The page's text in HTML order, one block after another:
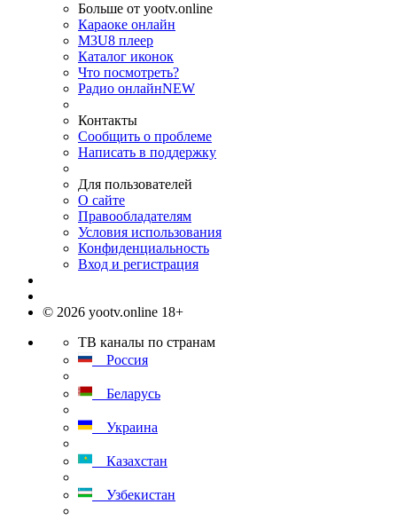
Больше от yootv.online
Караоке онлайн
M3U8 плеер
Каталог иконок
Что посмотреть?
Радио онлайнNEW
Контакты
Сообщить о проблеме
Написать в поддержку
Для пользователей
О сайте
Правообладателям
Условия использования
Конфиденциальность
Вход и регистрация
© 2026 yootv.online 18+
ТВ каналы по странам
Россия
Беларусь
Украина
Казахстан
Узбекистан